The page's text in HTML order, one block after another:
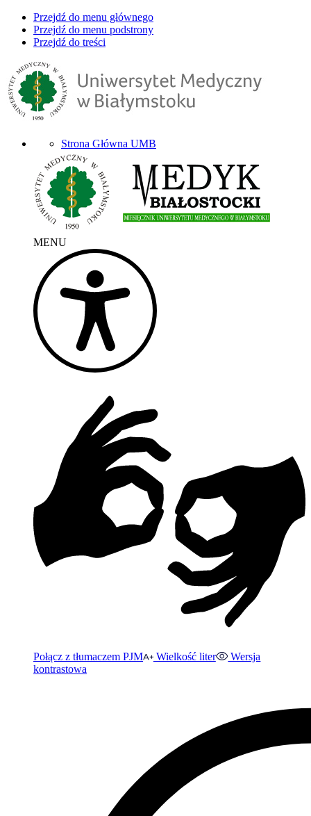
Przejdź do menu głównego
Przejdź do menu podstrony
Przejdź do treści
Strona Główna UMB
MENU
Połącz z tłumaczem PJM Wielkość liter
Wersja
kontrastowa